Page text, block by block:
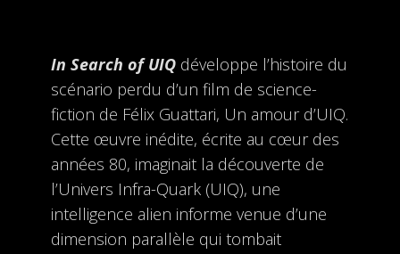
In Search of UIQdéveloppe l’histoire du
scénario perdu d’un film de science-
fiction de Félix Guattari, Un amour d’UIQ.
Cette œuvre inédite, écrite au cœur des
années 80, imaginait la découverte de
l’Univers Infra-Quark (UIQ), une
intelligence alien informe venue d’une
dimension parallèle qui tombait